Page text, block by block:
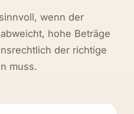
wenn der
hohe Beträge
der richtige
muss.